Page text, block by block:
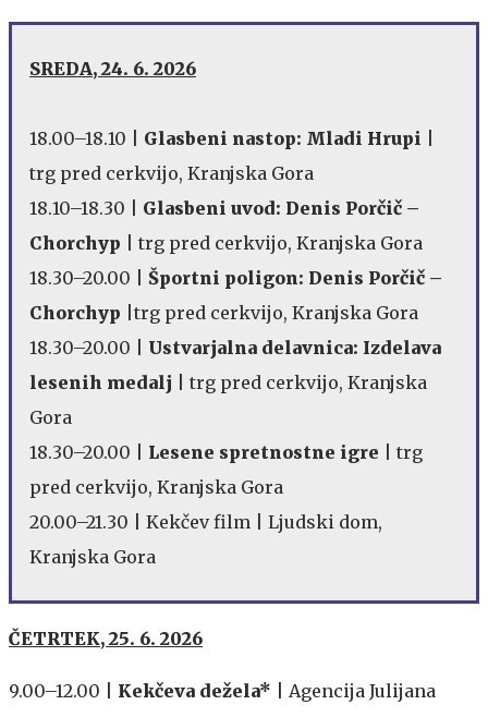
SREDA, 24. 6. 2026
18.00–18.10 | Glasbeni nastop: Mladi Hrupi
trg pred cerkvijo, Kranjska Gora
18.10–18.30 | Glasbeni uvod: Denis Porčič –
Chorchyp | trg pred cerkvijo, Kranjska Gora
18.30–20.00 | Športni poligon: Denis Porčič –
Chorchyp |trg pred cerkvijo, Kranjska Gora
18.30–20.00 | Ustvarjalna delavnica: Izdelava
lesenih medalj | trg pred cerkvijo, Kranjska
Gora
18.30–20.00 | Lesene spretnostne igre | trg
pred cerkvijo, Kranjska Gora
20.00–21.30 | Kekčev film | Ljudski dom,
Kranjska Gora
ČETRTEK, 25. 6. 2026
9.00–12.00 | Kekčeva dežela* | Agencija Julijana